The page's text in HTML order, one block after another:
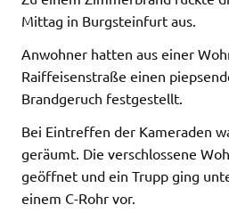
Mittag in Burgsteinfurt aus.
Anwohner hatten aus einer
Raiffeisenstraße einen
Brandgeruch festgestellt.
Bei Eintreffen der Kameraden
geräumt. Die verschlossene
geöffnet und ein Trupp ging
einem C-Rohr vor.